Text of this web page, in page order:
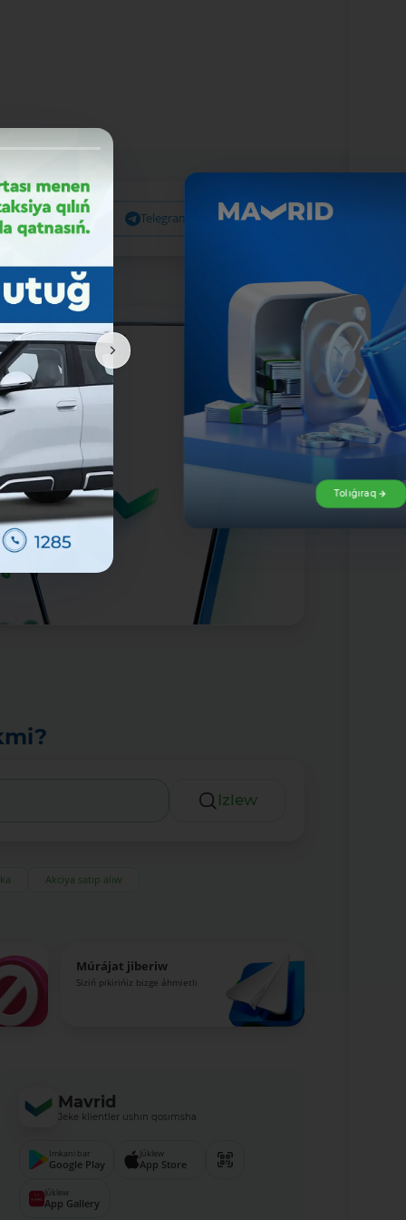
Facebook Telegram X
Izlew
Akciya satıp alıw
Múrájat jiberiw
Siziń pikirińiz bizge áhmietli
Mavrid
Jeke klientler ushın qosımsha
Imkani bar
Google Play
Júklew
App Store
Júklew
App Gallery
Tolıǵıraq